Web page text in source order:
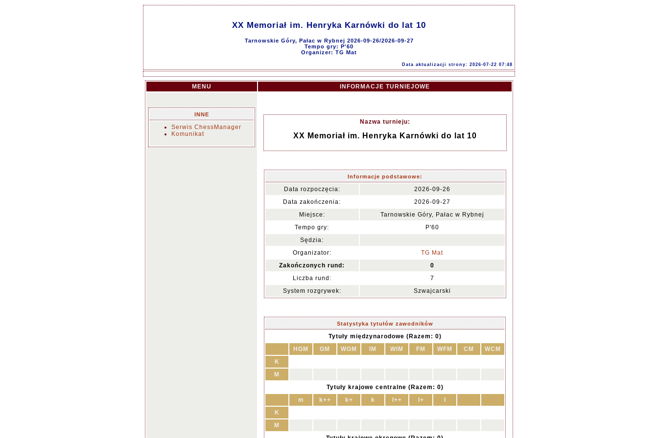
XX Memoriał im. Henryka Karnówki do lat 10
Tarnowskie Góry, Pałac w Rybnej 2026-09-26/2026-09-27
Tempo gry: P'60
Organizer: TG Mat
Data aktualizacji strony: 2026-07-22 07:48
MENU INFORMACJE TURNIEJOWE
INNE
Serwis ChessManager
Komunikat
Nazwa turnieju:
XX Memoriał im. Henryka Karnówki do lat 10
Informacje podstawowe:
Data rozpoczęcia:
2026-09-26
Data zakończenia:
2026-09-27
Miejsce:
Tarnowskie Góry, Pałac w Rybnej
Tempo gry:
P'60
Sędzia:
Organizator:
TG Mat
Zakończonych rund:
0
Liczba rund:
7
System rozgrywek:
Szwajcarski
Statystyka tytułów zawodników
Tytuły międzynarodowe (Razem: 0)
HGM
GM WGM IM WIM FM WFM CM
WCM
K
M
Tytuły krajowe centralne (Razem: 0)
m
k++ k+ k I++ I+
K
M